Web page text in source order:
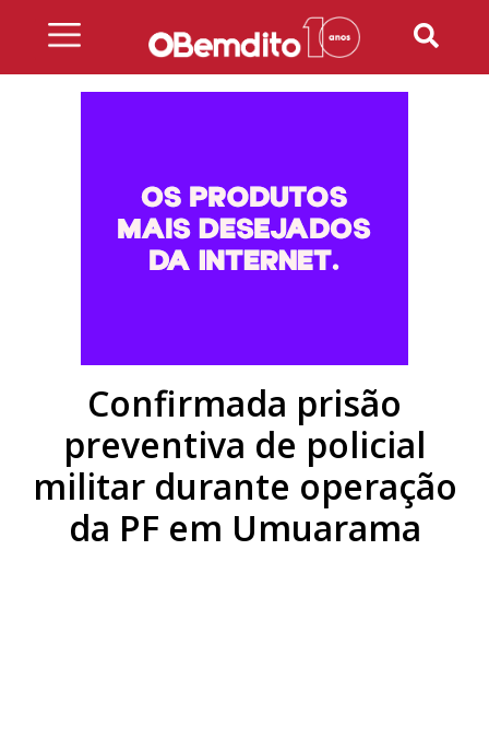
Confirmada prisão
preventiva de policial
militar durante operação
da PF em Umuarama